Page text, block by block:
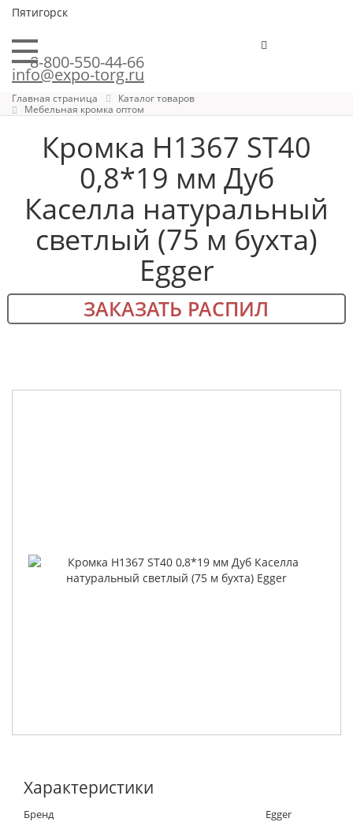
Пятигорск
8-800-550-44-66
info@expo-torg.ru
Главная страница
Каталог товаров
Мебельная кромка оптом
Кромка H1367 ST40
0,8*19 мм Дуб
Каселла натуральный
светлый (75 м бухта)
Egger
ЗАКАЗАТЬ РАСПИЛ
Характеристики
Бренд
Egger